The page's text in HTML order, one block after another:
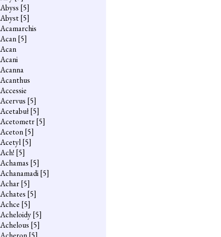
Abyss [5]
Abyst[5]
Acamarchis
Acan[5]
Acan
Acani
Acanna
Acanthus
Accessie
Acervus [5]
Acetabuł[5]
Acetometr[5]
Aceton[5]
Acetyl[5]
Ach! [5]
Achamas [5]
Achanamadi[5]
Achar[5]
Achates [5]
Achce [5]
Acheloidy[5]
Achelous [5]